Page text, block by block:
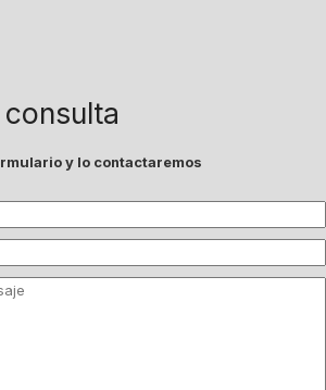
y lo contactaremos